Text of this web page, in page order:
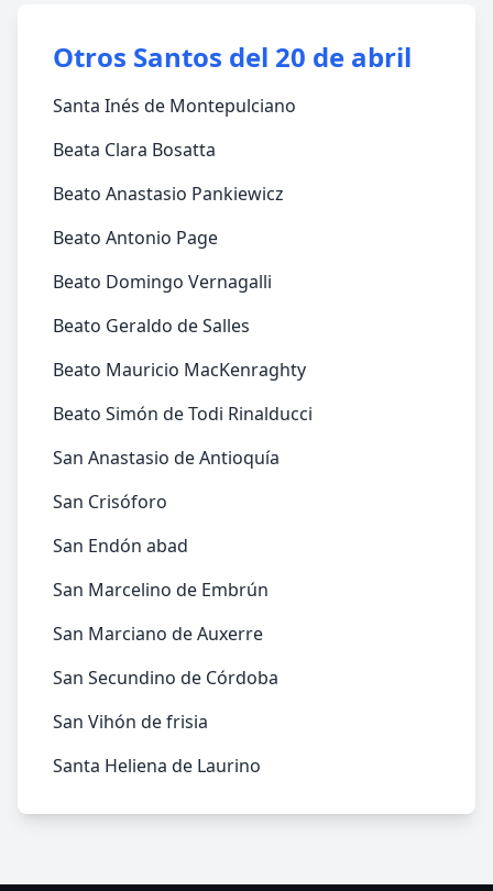
Otros Santos del 20 de abril
Santa Inés de Montepulciano
Beata Clara Bosatta
Beato Anastasio Pankiewicz
Beato Antonio Page
Beato Domingo Vernagalli
Beato Geraldo de Salles
Beato Mauricio MacKenraghty
Beato Simón de Todi Rinalducci
San Anastasio de Antioquía
San Crisóforo
San Endón abad
San Marcelino de Embrún
San Marciano de Auxerre
San Secundino de Córdoba
San Vihón de frisia
Santa Heliena de Laurino